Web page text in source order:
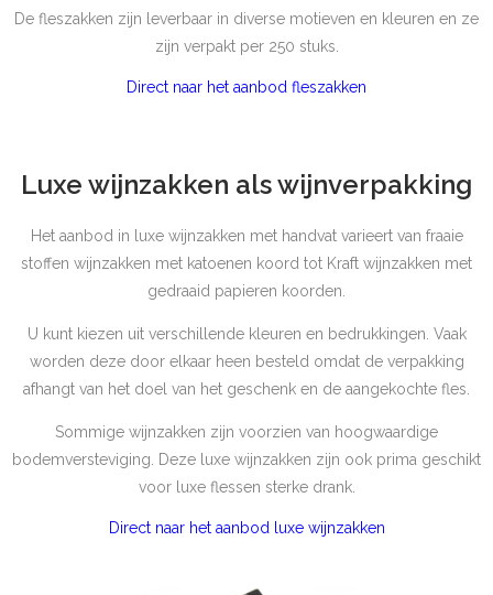
De fleszakken zijn leverbaar in diverse motieven en kleuren en ze
zijn verpakt per 250 stuks.
Direct naar het aanbod fleszakken
Luxe wijnzakken als wijnverpakking
Het aanbod in luxe wijnzakken met handvat varieert van fraaie
stoffen wijnzakken met katoenen koord tot Kraft wijnzakken met
gedraaid papieren koorden.
U kunt kiezen uit verschillende kleuren en bedrukkingen. Vaak
worden deze door elkaar heen besteld omdat de verpakking
afhangt van het doel van het geschenk en de aangekochte fles.
Sommige wijnzakken zijn voorzien van hoogwaardige
bodemversteviging. Deze luxe wijnzakken zijn ook prima geschikt
voor luxe flessen sterke drank.
Direct naar het aanbod luxe wijnzakken